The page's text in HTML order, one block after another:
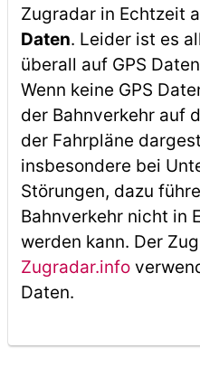
Zugradar in Echtzeit
Daten. Leider ist es
überall auf GPS
Wenn keine GPS
der Bahnverkehr auf
der Fahrpläne
insbesondere bei
Störungen, dazu
Bahnverkehr nicht in
werden kann. Der
Zugradar.info
Daten.